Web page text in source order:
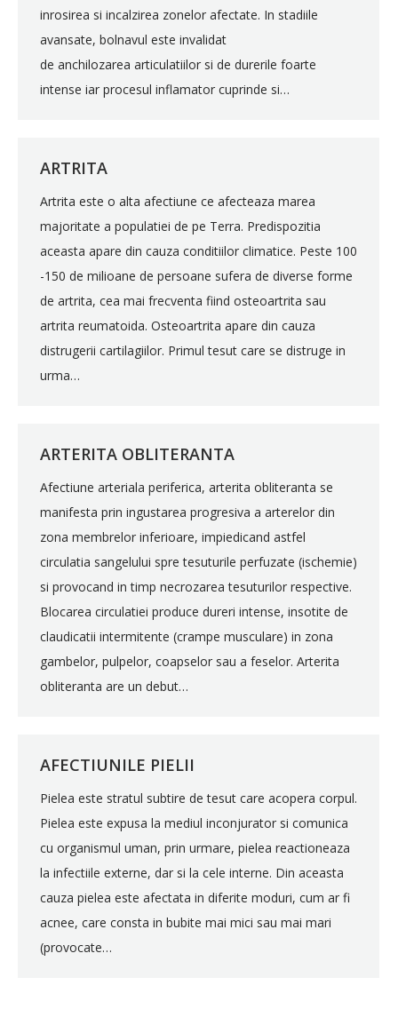
inrosirea si incalzirea zonelor afectate. In stadiile
avansate, bolnavul este invalidat
de anchilozarea articulatiilor si de durerile foarte
intense iar procesul inflamator cuprinde si…
ARTRITA
Artrita este o alta afectiune ce afecteaza marea
majoritate a populatiei de pe Terra. Predispozitia
aceasta apare din cauza conditiilor climatice. Peste 100
-150 de milioane de persoane sufera de diverse forme
de artrita, cea mai frecventa fiind osteoartrita sau
artrita reumatoida. Osteoartrita apare din cauza
distrugerii cartilagiilor. Primul tesut care se distruge in
urma…
ARTERITA OBLITERANTA
Afectiune arteriala periferica, arterita obliteranta se
manifesta prin ingustarea progresiva a arterelor din
zona membrelor inferioare, impiedicand astfel
circulatia sangelului spre tesuturile perfuzate (ischemie)
si provocand in timp necrozarea tesuturilor respective.
Blocarea circulatiei produce dureri intense, insotite de
claudicatii intermitente (crampe musculare) in zona
gambelor, pulpelor, coapselor sau a feselor. Arterita
obliteranta are un debut…
AFECTIUNILE PIELII
Pielea este stratul subtire de tesut care acopera corpul.
Pielea este expusa la mediul inconjurator si comunica
cu organismul uman, prin urmare, pielea reactioneaza
la infectiile externe, dar si la cele interne. Din aceasta
cauza pielea este afectata in diferite moduri, cum ar fi
acnee, care consta in bubite mai mici sau mai mari
(provocate…